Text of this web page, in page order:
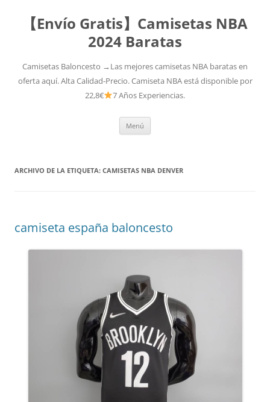
【Envío Gratis】Camisetas NBA
2024 Baratas
Camisetas Baloncesto →Las mejores camisetas NBA baratas en
oferta aquí. Alta Calidad-Precio. Camiseta NBA está disponible por
22,8€
7 Años Experiencias.
Menú
ARCHIVO DE LA ETIQUETA: CAMISETAS NBA DENVER
camiseta españa baloncesto